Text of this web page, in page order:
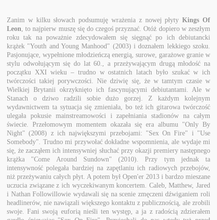
Zanim w kilku słowach podsumuję wrażenia z nowej płytyKings Of
Leon , to najpierw muszę się do czegoś przyznać. Otóż dopiero w zeszłym
roku tak na poważnie zdecydowałem się sięgnąć po ich debiutancki
krążek "Youth and Young Manhood" (2003) i doznałem lekkiego szoku.
Pasjonujące, wypełnione młodzieńczą energią, surowe, garażowe granie w
stylu odwołującym się do lat 60., a przeżywającym drugą młodość na
początku XXI wieku – trudno w ostatnich latach było szukać w ich
twórczości takiej porywczości. Nie dziwię się, że w tamtym czasie w
Wielkiej Brytanii okrzyknięto ich fascynującymi debiutantami. Ale w
Stanach o dziwo radzili sobie dużo gorzej. Z każdym kolejnym
wydawnictwem ta sytuacja się zmieniała, bo też ich gitarowa twórczość
ulegała pokusie mainstreamowości i zapełniania stadionów na całym
świecie. Przełomowym momentem okazała się era albumu "Only By
Night" (2008) z ich największymi przebojami: "Sex On Fire" i "Use
Somebody". Trudno mi przywołać dokładne wspomnienia, ale wydaje mi
się, że zacząłem ich intensywniej słuchać przy okazji premiery następnego
krążka "Come Around Sundown" (2010). Przy tym jednak ta
intensywność polegała bardziej na zapętlaniu ich radiowych przebojów,
niż przeżywaniu całych płyt. A potem był Open'er 2013 i bardzo mieszane
uczucia związane z ich wyczekiwanym koncertem. Caleb, Matthew, Jared
i Nathan Followillowie wydawali się na scenie zmęczeni dźwiganiem roli
headlinerów, nie nawiązali większego kontaktu z publicznością, ale zrobili
swoje. Fani swoją euforią nieśli ten występ, a ja z radością zdzierałem